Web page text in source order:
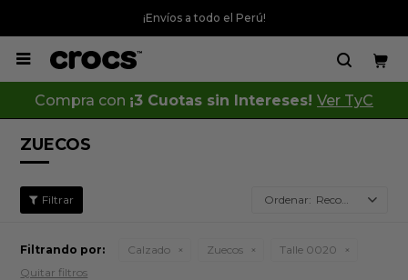
¡Envíos a todo el Perú!

Compra con ¡3 Cuotas sin Intereses! Ver TyC
ZUECOS
Recomendados
Filtrando por: Calzado Zuecos
Talle 0020
Quitar filtros